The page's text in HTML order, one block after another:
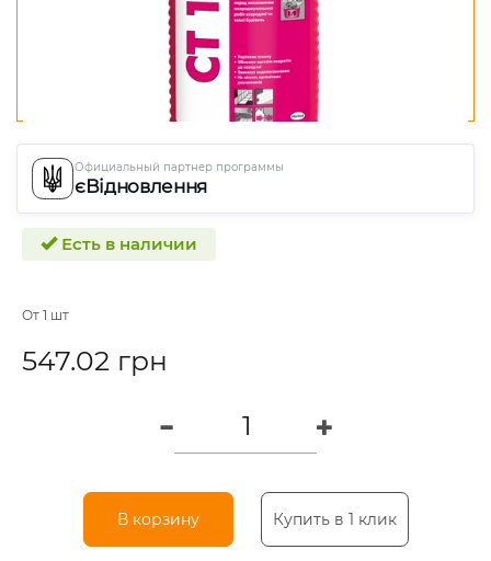
Официальный партнер программы
єВідновлення
Есть в наличии
От 1 шт
547.02 грн
В корзину Купить в 1 клик